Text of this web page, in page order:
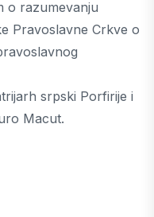
o razumevanju
Pravoslavne Crkve o
srpski Porfirije i
Macut.